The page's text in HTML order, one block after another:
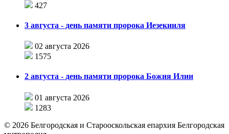
427
3 августа - день памяти пророка Иезекииля
02 августа 2026
1575
2 августа - день памяти пророка Божия Илии
01 августа 2026
1283
© 2026 Белгородская и Старооскольская епархия Белгородская